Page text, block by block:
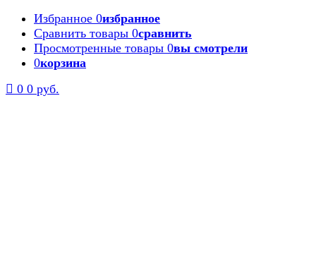
Избранное 0избранное
Сравнить товары 0сравнить
Просмотренные товары 0вы смотрели
0корзина
0 0 руб.